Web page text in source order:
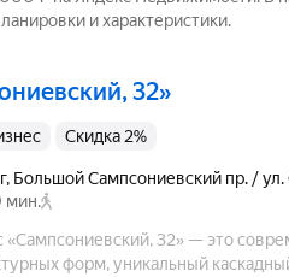
и характеристики.
32»
Скидка 2%
мин.
, Большой Сампсониевский пр. /
32» — это
форм, уникальный